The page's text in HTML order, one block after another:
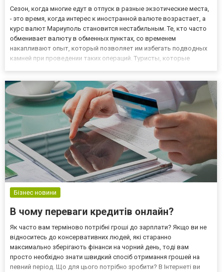
Сезон, когда многие едут в отпуск в разные экзотические места,
- это время, когда интерес к иностранной валюте возрастает, а
курс валют Мариуполь становится нестабильным. Те, кто часто
обменивает валюту в обменных пунктах, со временем
накапливают опыт, который позволяет им избегать подводных
камней при проведении таких операций. Туристы, которые
Бізнес новини
В чому переваги кредитів онлайн?
Як часто вам терміново потрібні гроші до зарплати? Якщо ви не
відноситесь до консервативних людей, які старанно
максимально зберігають фінанси на чорний день, тоді вам
просто необхідно знати швидкий спосіб отримання грошей на
певний період. Що для цього потрібно зробити? В Інтернеті ви